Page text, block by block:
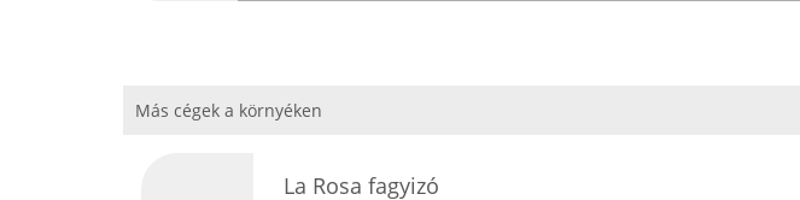
Más cégek a környéken
La Rosa fagyizó